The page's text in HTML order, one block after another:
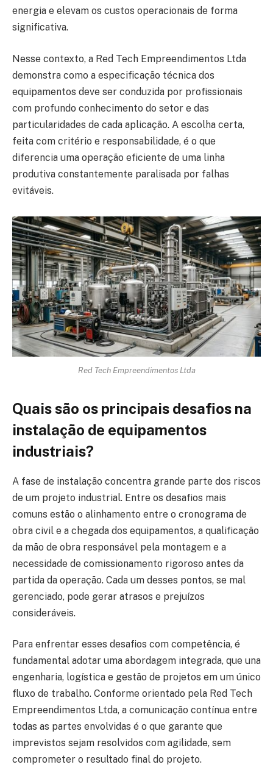
energia e elevam os custos operacionais de forma
significativa.
Nesse contexto, a Red Tech Empreendimentos Ltda
demonstra como a especificação técnica dos
equipamentos deve ser conduzida por profissionais
com profundo conhecimento do setor e das
particularidades de cada aplicação. A escolha certa,
feita com critério e responsabilidade, é o que
diferencia uma operação eficiente de uma linha
produtiva constantemente paralisada por falhas
evitáveis.
Red Tech Empreendimentos Ltda
Quais são os principais desafios na
instalação de equipamentos
industriais?
A fase de instalação concentra grande parte dos riscos
de um projeto industrial. Entre os desafios mais
comuns estão o alinhamento entre o cronograma de
obra civil e a chegada dos equipamentos, a qualificação
da mão de obra responsável pela montagem e a
necessidade de comissionamento rigoroso antes da
partida da operação. Cada um desses pontos, se mal
gerenciado, pode gerar atrasos e prejuízos
consideráveis.
Para enfrentar esses desafios com competência, é
fundamental adotar uma abordagem integrada, que una
engenharia, logística e gestão de projetos em um único
fluxo de trabalho. Conforme orientado pela Red Tech
Empreendimentos Ltda, a comunicação contínua entre
todas as partes envolvidas é o que garante que
imprevistos sejam resolvidos com agilidade, sem
comprometer o resultado final do projeto.